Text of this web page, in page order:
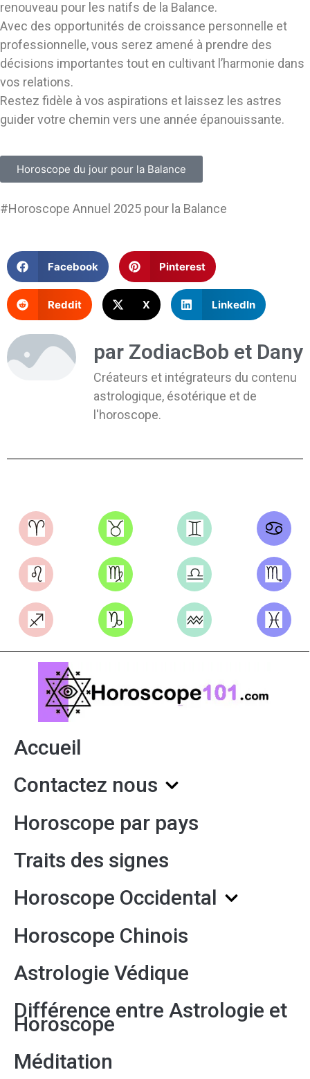
renouveau pour les natifs de la Balance.
Avec des opportunités de croissance personnelle et
professionnelle, vous serez amené à prendre des
décisions importantes tout en cultivant l’harmonie dans
vos relations.
Restez fidèle à vos aspirations et laissez les astres
guider votre chemin vers une année épanouissante.
Horoscope du jour pour la Balance
#Horoscope Annuel 2025 pour la Balance
Facebook Pinterest
Reddit X LinkedIn
par ZodiacBob et Dany
Créateurs et intégrateurs du contenu
astrologique, ésotérique et de
l'horoscope.
Accueil
Contactez nous
Horoscope par pays
Traits des signes
Horoscope Occidental
Horoscope Chinois
Astrologie Védique
Différence entre Astrologie et
Horoscope
Méditation